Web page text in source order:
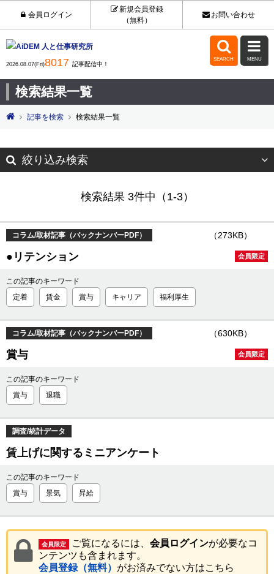
会員ログイン
新規会員登録
（無料）
お問い合わせ
2026.08.07(Fri)8017 記事配信中！

SEARCH

MENU
検索結果一覧
記事を検索 検索結果一覧
絞り込み検索
検索結果 3件中（1-3）
コラム/取材記事（バックナンバーPDF） （273KB）
会員限定
●リテンション
この記事のキーワード
定着
賃金 賞与 キャリア 福利厚生
コラム/取材記事（バックナンバーPDF） （630KB）
会員限定
賞与
この記事のキーワード
賞与
退職
調査/統計データ
賃上げに関するミニアンケート
この記事のキーワード
賞与
景気 昇給
会員限定 ご覧になるには、 会員ログインが必要なコ
ンテンツも含まれます。
会員登録（無料） がお済みでない方はこちら